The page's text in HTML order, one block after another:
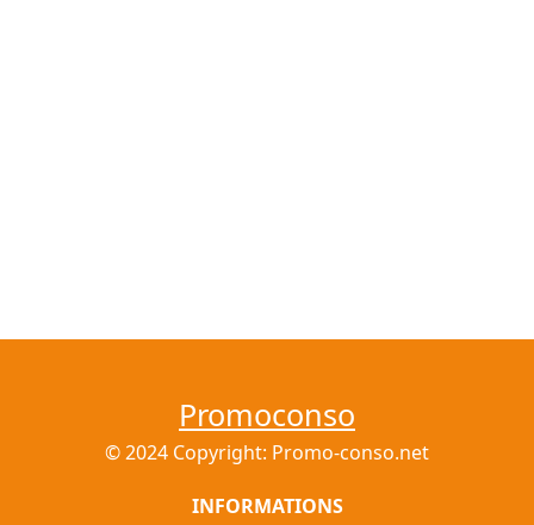
Promoconso
© 2024 Copyright: Promo-conso.net
INFORMATIONS